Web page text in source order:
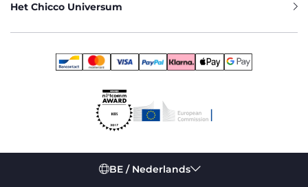
Het Chicco Universum
BE / Nederlands